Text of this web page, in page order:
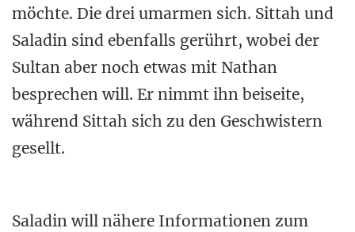
möchte. Die drei umarmen sich. Sittah und
Saladin sind ebenfalls gerührt, wobei der
Sultan aber noch etwas mit Nathan
besprechen will. Er nimmt ihn beiseite,
während Sittah sich zu den Geschwistern
gesellt.
Saladin will nähere Informationen zum